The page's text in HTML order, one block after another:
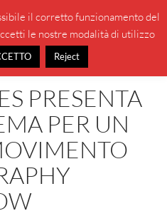
MENU
PRESENTA
PER UN
il corretto funzionamento del
le nostre modalità di utilizzo
Reject